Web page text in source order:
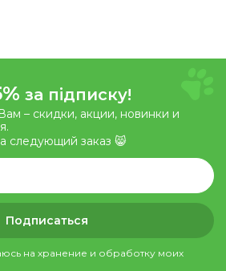
за підписку!
– скидки, акции, новинки и
следующий заказ 😸
Подписаться
на хранение и обработку моих